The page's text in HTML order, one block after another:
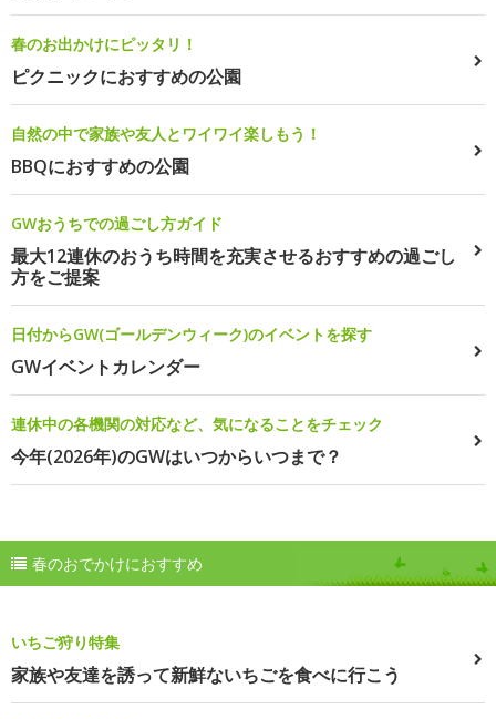
春のお出かけにピッタリ！
ピクニックにおすすめの公園
自然の中で家族や友人とワイワイ楽しもう！
BBQにおすすめの公園
GWおうちでの過ごし方ガイド
最大12連休のおうち時間を充実させるおすすめの過ごし
方をご提案
日付からGW(ゴールデンウィーク)のイベントを探す
GWイベントカレンダー
連休中の各機関の対応など、気になることをチェック
今年(2026年)のGWはいつからいつまで？
春のおでかけにおすすめ
いちご狩り特集
家族や友達を誘って新鮮ないちごを食べに行こう